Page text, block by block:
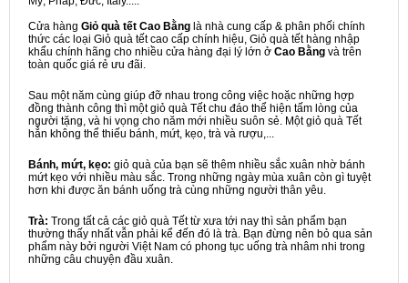
Cửa hàng Giỏ quà tết Cao Bằng là nhà cung cấp & phân phối chính
thức các loại Giỏ quà tết cao cấp chính hiệu, Giỏ quà tết hàng nhập
khẩu chính hãng cho nhiều cửa hàng đại lý lớn ở Cao Bằng và trên
toàn quốc giá rẻ ưu đãi.
Sau một năm cùng giúp đỡ nhau trong công việc hoặc những hợp
đồng thành công thì một giỏ quà Tết chu đáo thể hiện tấm lòng của
người tặng, và hi vọng cho năm mới nhiều suôn sẻ. Một giỏ quà Tết
hẳn không thể thiếu bánh, mứt, kẹo, trà và rượu,...
Bánh, mứt, kẹo: giỏ quà của bạn sẽ thêm nhiều sắc xuân nhờ bánh
mứt kẹo với nhiều màu sắc. Trong những ngày mùa xuân còn gì tuyệt
hơn khi được ăn bánh uống trà cùng những người thân yêu.
Trà: Trong tất cả các giỏ quà Tết từ xưa tới nay thì sản phẩm bạn
thường thấy nhất vẫn phải kể đến đó là trà. Bạn đừng nên bỏ qua sản
phẩm này bởi người Việt Nam có phong tục uống trà nhâm nhi trong
những câu chuyện đầu xuân.